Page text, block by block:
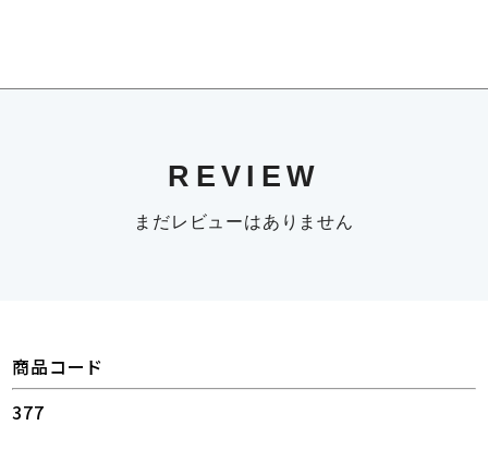
REVIEW
まだレビューはありません
商品コード
377